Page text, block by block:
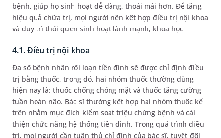
bệnh, giúp họ sinh hoạt dễ dàng, thoải mái hơn. Để tăng
hiệu quả chữa trị, mọi người nên kết hợp điều trị nội khoa
và duy trì thói quen sinh hoạt lành mạnh, khoa học.
4.1. Điều trị nội khoa
Đa số bệnh nhân rối loạn tiền đình sẽ được chỉ định điều
trị bằng thuốc, trong đó, hai nhóm thuốc thường dùng
hiện nay là: thuốc chống chóng mặt và thuốc tăng cường
tuần hoàn não. Bác sĩ thường kết hợp hai nhóm thuốc kể
trên nhằm mục đích kiểm soát triệu chứng bệnh và cải
thiện chức năng hệ thống tiền đình. Trong quá trình điều
trị, mọi người cần tuân thủ chỉ định của bác sĩ, tuyệt đối